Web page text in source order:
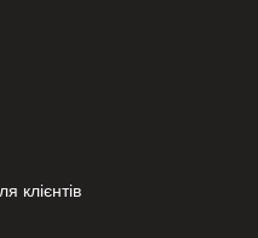
клієнтів